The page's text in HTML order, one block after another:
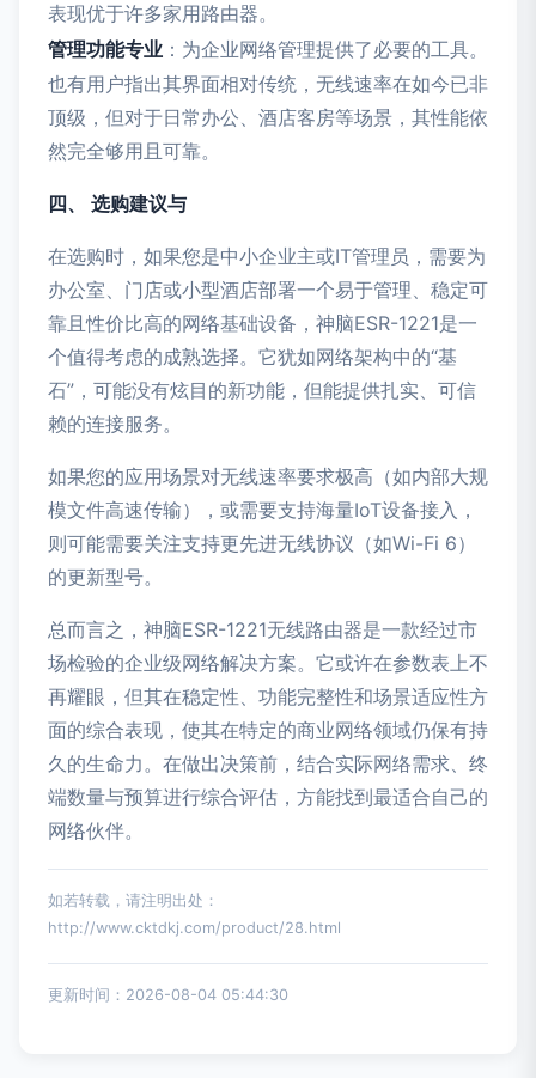
表现优于许多家用路由器。
管理功能专业 ：为企业网络管理提供了必要的工具。
也有用户指出其界面相对传统，无线速率在如今已非
顶级，但对于日常办公、酒店客房等场景，其性能依
然完全够用且可靠。
四、 选购建议与
在选购时，如果您是中小企业主或IT管理员，需要为
办公室、门店或小型酒店部署一个易于管理、稳定可
靠且性价比高的网络基础设备，神脑ESR-1221是一
个值得考虑的成熟选择。它犹如网络架构中的“基
石”，可能没有炫目的新功能，但能提供扎实、可信
赖的连接服务。
如果您的应用场景对无线速率要求极高（如内部大规
模文件高速传输），或需要支持海量IoT设备接入，
则可能需要关注支持更先进无线协议（如Wi-Fi 6）
的更新型号。
总而言之，神脑ESR-1221无线路由器是一款经过市
场检验的企业级网络解决方案。它或许在参数表上不
再耀眼，但其在稳定性、功能完整性和场景适应性方
面的综合表现，使其在特定的商业网络领域仍保有持
久的生命力。在做出决策前，结合实际网络需求、终
端数量与预算进行综合评估，方能找到最适合自己的
网络伙伴。
如若转载，请注明出处：
http://www.cktdkj.com/product/28.html
更新时间：2026-08-04 05:44:30